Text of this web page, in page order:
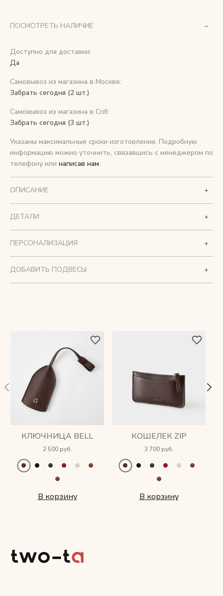
Снимаем с производства
Косметика для ухода
О нас
Контакты
Мы в соцсетях:
+ 7 (812) 748-24-46 ENG
ПОСМОТРЕТЬ НАЛИЧИЕ
Доступно для доставки:
Да
Самовывоз из магазина в Москве:
Забрать сегодня (2 шт.)
Самовывоз из магазина в Спб:
Забрать сегодня (3 шт.)
Указаны максимальные сроки изготовления. Подробную
информацию можно уточнить, связавшись с менеджером по
телефону или написав нам.
ОПИСАНИЕ
ДЕТАЛИ
ПЕРСОНАЛИЗАЦИЯ
ДОБАВИТЬ ПОДВЕСЫ
КЛЮЧНИЦА BELL
2 500 руб.
В корзину
КОШЕЛЕК ZIP
3 700 руб.
В корзину